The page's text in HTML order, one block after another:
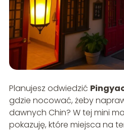
Planujesz odwiedzić
gdzie nocować, żeby
dawnych Chin? W tej mini
pokazuję, które miejsca na